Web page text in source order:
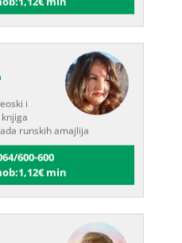
runskih amajlija
600-600
min